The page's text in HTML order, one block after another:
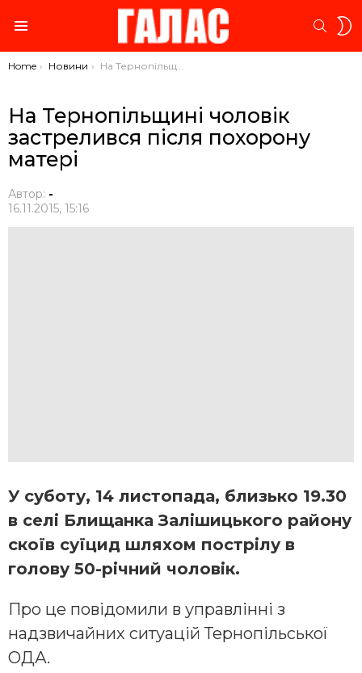
You are here:
Home Новини На Тернопільщині чоловік застрелився після похорону матері
На Тернопільщині чоловік
застрелився після похорону
матері
Автор: -
16.11.2015, 15:16
У суботу, 14 листопада, близько 19.30
в селі Блищанка Залішицького району
скоїв суїцид шляхом пострілу в
голову 50-річний чоловік.
Про це повідомили в управлінні з
надзвичайних ситуацій Тернопільської
ОДА.